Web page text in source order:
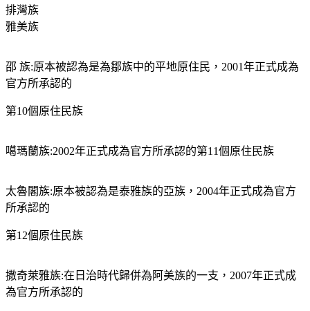
排灣族
雅美族
邵 族:原本被認為是為鄒族中的平地原住民，2001年正式成為
官方所承認的
第10個原住民族
噶瑪蘭族:2002年正式成為官方所承認的第11個原住民族
太魯閣族:原本被認為是泰雅族的亞族，2004年正式成為官方
所承認的
第12個原住民族
撒奇萊雅族:在日治時代歸併為阿美族的一支，2007年正式成
為官方所承認的